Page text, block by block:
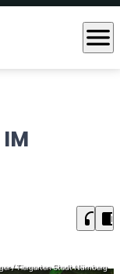
menu
headphones chrome_reader_mode
/ Tiergarten Stadt Nürnberg